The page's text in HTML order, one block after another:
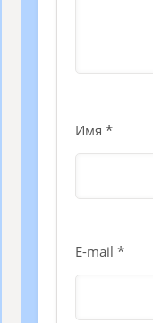
Имя *
E-mail *